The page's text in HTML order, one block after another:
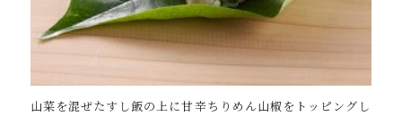
山菜を混ぜたすし飯の上に甘辛ちりめん山椒をトッピングし